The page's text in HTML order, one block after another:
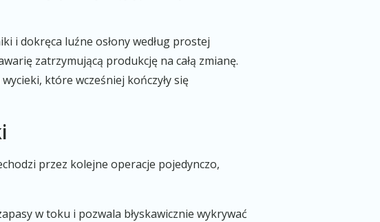
i dokręca luźne osłony według prostej
zatrzymującą produkcję na całą zmianę.
które wcześniej kończyły się
przez kolejne operacje pojedynczo,
w toku i pozwala błyskawicznie wykrywać